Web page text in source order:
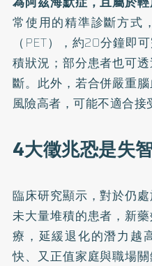
常使用的精準診斷方式
（PET），約20分鐘即
積狀況；部分患者也可
斷。此外，若合併嚴重
風險高者，可能不適合接
4大徵兆恐是失
臨床研究顯示，對於仍
未大量堆積的患者，新
療，延緩退化的潛力越
快、又正值家庭與職場